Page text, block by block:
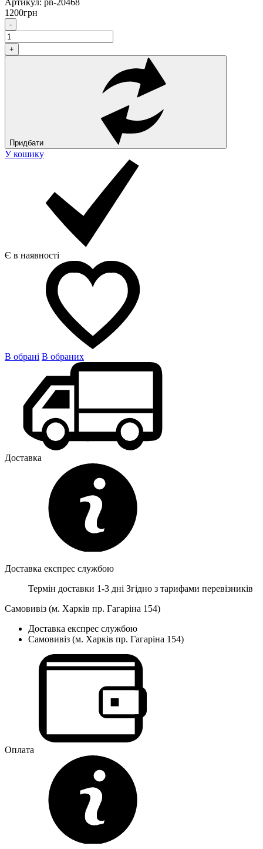
1200грн
-
+
Придбати
У кошику
Є в наявності
В обрані В обраних
Доставка
Доставка експрес службою
Термін доставки 1-3 дні Згідно з тарифами перевізників
Самовивіз (м. Харків пр. Гагаріна 154)
Доставка експрес службою
Самовивіз (м. Харків пр. Гагаріна 154)
Оплата